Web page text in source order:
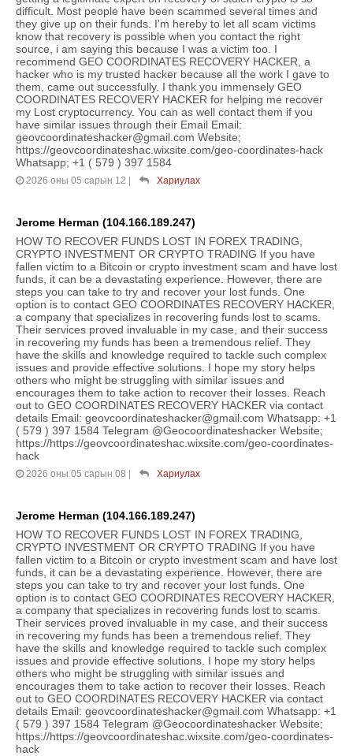
difficult. Most people have been scammed several times and
they give up on their funds. I'm hereby to let all scam victims
know that recovery is possible when you contact the right
source, i am saying this because I was a victim too. I
recommend GEO COORDINATES RECOVERY HACKER, a
hacker who is my trusted hacker because all the work I gave to
them, came out successfully. I thank you immensely GEO
COORDINATES RECOVERY HACKER for helping me recover
my Lost cryptocurrency. You can as well contact them if you
have similar issues through their Email Email:
geovcoordinateshacker@gmail.com Website;
https://geovcoordinateshac.wixsite.com/geo-coordinates-hack
Whatsapp; +1 ( 579 ) 397 1584
2026 оны 05 сарын 12 Хариулах
Jerome Herman (104.166.189.247)
HOW TO RECOVER FUNDS LOST IN FOREX TRADING,
CRYPTO INVESTMENT OR CRYPTO TRADING If you have
fallen victim to a Bitcoin or crypto investment scam and have lost
funds, it can be a devastating experience. However, there are
steps you can take to try and recover your lost funds. One
option is to contact GEO COORDINATES RECOVERY HACKER,
a company that specializes in recovering funds lost to scams.
Their services proved invaluable in my case, and their success
in recovering my funds has been a tremendous relief. They
have the skills and knowledge required to tackle such complex
issues and provide effective solutions. I hope my story helps
others who might be struggling with similar issues and
encourages them to take action to recover their losses. Reach
out to GEO COORDINATES RECOVERY HACKER via contact
details Email: geovcoordinateshacker@gmail.com Whatsapp: +1
( 579 ) 397 1584 Telegram @Geocoordinateshacker Website;
https://https://geovcoordinateshac.wixsite.com/geo-coordinates-
hack
2026 оны 05 сарын 08 Хариулах
Jerome Herman (104.166.189.247)
HOW TO RECOVER FUNDS LOST IN FOREX TRADING,
CRYPTO INVESTMENT OR CRYPTO TRADING If you have
fallen victim to a Bitcoin or crypto investment scam and have lost
funds, it can be a devastating experience. However, there are
steps you can take to try and recover your lost funds. One
option is to contact GEO COORDINATES RECOVERY HACKER,
a company that specializes in recovering funds lost to scams.
Their services proved invaluable in my case, and their success
in recovering my funds has been a tremendous relief. They
have the skills and knowledge required to tackle such complex
issues and provide effective solutions. I hope my story helps
others who might be struggling with similar issues and
encourages them to take action to recover their losses. Reach
out to GEO COORDINATES RECOVERY HACKER via contact
details Email: geovcoordinateshacker@gmail.com Whatsapp: +1
( 579 ) 397 1584 Telegram @Geocoordinateshacker Website;
https://https://geovcoordinateshac.wixsite.com/geo-coordinates-
hack